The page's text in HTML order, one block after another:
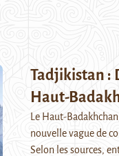
Tadjikistan :
Haut-
Le Haut-
nouvelle vague de
Selon les sources,